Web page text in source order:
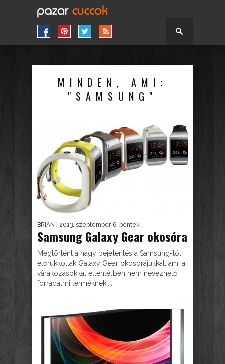
MINDEN, AMI:
"SAMSUNG"
BRIAN | 2013. szeptember 6. péntek
Samsung Galaxy Gear okosóra
Megtörtént a nagy bejelentés a Samsung-tól,
előrukkoltak Galaxy Gear okosórájukkal, ami a
várakozásokkal ellentétben nem nevezhető
forradalmi terméknek,...